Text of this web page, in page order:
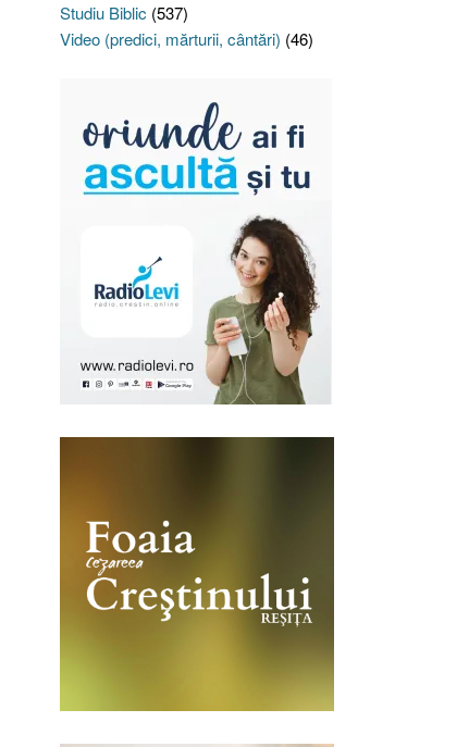
Studiu Biblic (537)
Video (predici, mărturii, cântări) (46)